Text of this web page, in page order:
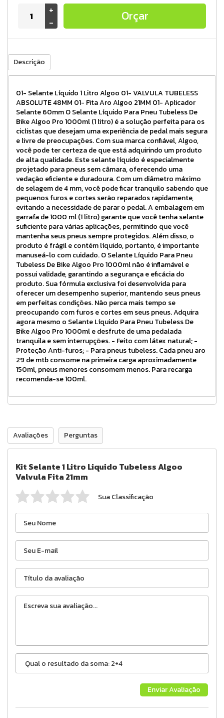
+
-
Orçar
Descrição
01- Selante Líquido 1 Litro Algoo 01- VALVULA TUBELESS
ABSOLUTE 48MM 01- Fita Aro Algoo 21MM 01- Aplicador
Selante 60mm O Selante Líquido Para Pneu Tubeless De
Bike Algoo Pro 1000ml (1 litro) é a solução perfeita para os
ciclistas que desejam uma experiência de pedal mais segura
e livre de preocupações. Com sua marca confiável, Algoo,
você pode ter certeza de que está adquirindo um produto
de alta qualidade. Este selante líquido é especialmente
projetado para pneus sem câmara, oferecendo uma
vedação eficiente e duradoura. Com um diâmetro máximo
de selagem de 4 mm, você pode ficar tranquilo sabendo que
pequenos furos e cortes serão reparados rapidamente,
evitando a necessidade de parar o pedal. A embalagem em
garrafa de 1000 ml (1 litro) garante que você tenha selante
suficiente para várias aplicações, permitindo que você
mantenha seus pneus sempre protegidos. Além disso, o
produto é frágil e contém líquido, portanto, é importante
manuseá-lo com cuidado. O Selante Líquido Para Pneu
Tubeless De Bike Algoo Pro 1000ml não é inflamável e
possui validade, garantindo a segurança e eficácia do
produto. Sua fórmula exclusiva foi desenvolvida para
oferecer um desempenho superior, mantendo seus pneus
em perfeitas condições. Não perca mais tempo se
preocupando com furos e cortes em seus pneus. Adquira
agora mesmo o Selante Líquido Para Pneu Tubeless De
Bike Algoo Pro 1000ml e desfrute de uma pedalada
tranquila e sem interrupções. - Feito com látex natural; -
Proteção Anti-furos; - Para pneus tubeless. Cada pneu aro
29 de mtb consome na primeira carga aproximadamente
150ml, pneus menores consomem menos. Para recarga
recomenda-se 100ml.
Avaliações Perguntas
Kit Selante 1 Litro Liquido Tubeless Algoo
Valvula Fita 21mm
Sua Classificação